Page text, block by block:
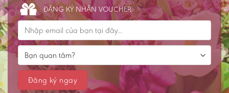
ĐĂNG KÝ NHẬN VOUCHER